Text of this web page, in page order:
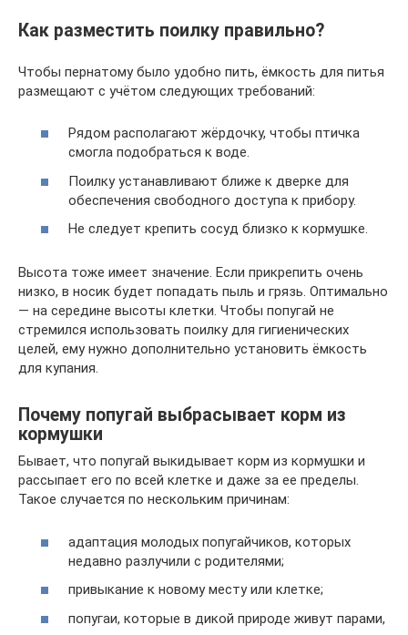
Как разместить поилку правильно?
Чтобы пернатому было удобно пить, ёмкость для питья
размещают с учётом следующих требований:
Рядом располагают жёрдочку, чтобы птичка
смогла подобраться к воде.
Поилку устанавливают ближе к дверке для
обеспечения свободного доступа к прибору.
Не следует крепить сосуд близко к кормушке.
Высота тоже имеет значение. Если прикрепить очень
низко, в носик будет попадать пыль и грязь. Оптимально
— на середине высоты клетки. Чтобы попугай не
стремился использовать поилку для гигиенических
целей, ему нужно дополнительно установить ёмкость
для купания.
Почему попугай выбрасывает корм из
кормушки
Бывает, что попугай выкидывает корм из кормушки и
рассыпает его по всей клетке и даже за ее пределы.
Такое случается по нескольким причинам:
адаптация молодых попугайчиков, которых
недавно разлучили с родителями;
привыкание к новому месту или клетке;
попугаи, которые в дикой природе живут парами,